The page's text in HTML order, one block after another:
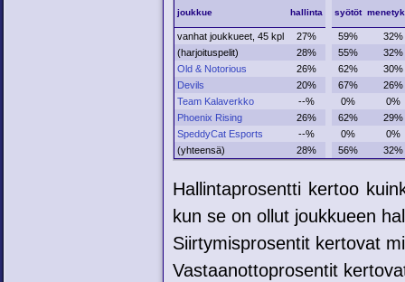
joukkue hallinta syötöt
vanhat joukkueet, 45 kpl 27% 59%
32%
(harjoituspelit)
28% 55%
32%
Old & Notorious
26% 62%
30%
Devils
20% 67%
26%
Team Kalaverkko
--% 0%
0%
Phoenix Rising
26% 62%
29%
SpeddyCat Esports
--% 0%
0%
(yhteensä)
28% 56% 32%
Hallintaprosentti kertoo
kun se on ollut joukkueen
Siirtymisprosentit kertovat
Vastaanottoprosentit